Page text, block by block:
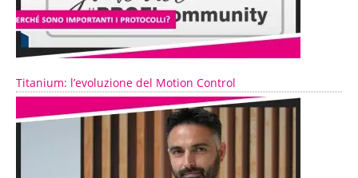
Titanium: l’evoluzione del Motion Control